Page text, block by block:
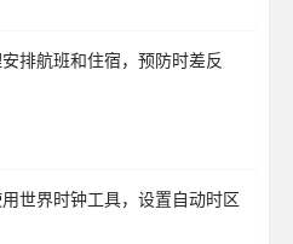
排航班和住宿，预防时差反
世界时钟工具，设置自动时区